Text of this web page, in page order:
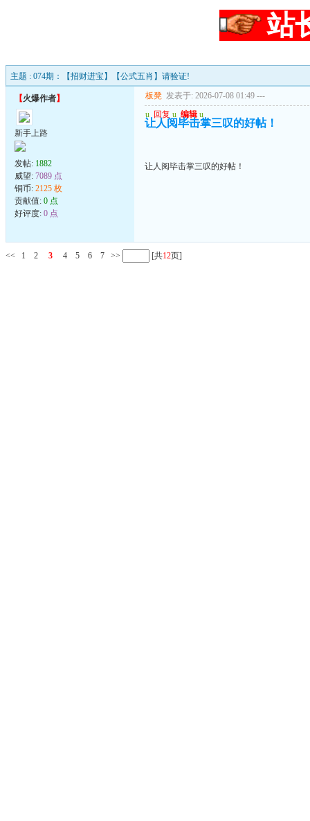
站
主题 : 074期：【招财进宝】【公式五肖】请验证!
【火爆作者】
新手上路
发帖: 1882
威望: 7089 点
铜币: 2125 枚
贡献值: 0 点
好评度: 0 点
板凳 发表于: 2026-07-08 01:49 ---
u 回复 u 编辑 u
让人阅毕击掌三叹的好帖！
让人阅毕击掌三叹的好帖！
<< 1 2 3 4 5 6 7 >> [共12页]